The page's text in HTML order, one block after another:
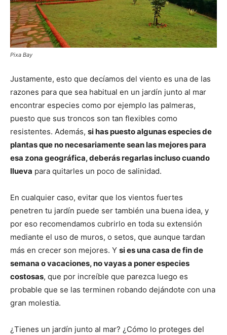
Pixa Bay
Justamente, esto que decíamos del viento es una de las
razones para que sea habitual en un jardín junto al mar
encontrar especies como por ejemplo las palmeras,
puesto que sus troncos son tan flexibles como
resistentes. Además, si has puesto algunas especies de
plantas que no necesariamente sean las mejores para
esa zona geográfica, deberás regarlas incluso cuando
llueva para quitarles un poco de salinidad.
En cualquier caso, evitar que los vientos fuertes
penetren tu jardín puede ser también una buena idea, y
por eso recomendamos cubrirlo en toda su extensión
mediante el uso de muros, o setos, que aunque tardan
más en crecer son mejores. Y si es una casa de fin de
semana o vacaciones, no vayas a poner especies
costosas, que por increíble que parezca luego es
probable que se las terminen robando dejándote con una
gran molestia.
¿Tienes un jardín junto al mar? ¿Cómo lo proteges del